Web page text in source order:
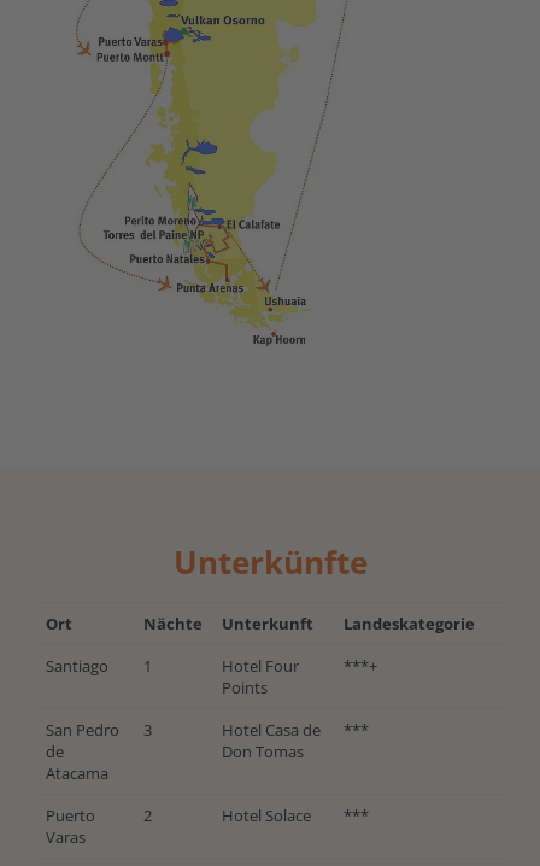
Unterkünfte
Ort Nächte Unterkunft
Landeskategorie
Santiago
1
Hotel Four
Points
***+
San Pedro
de
Atacama
3
Hotel Casa de
Don Tomas
***
Puerto
Varas
2 Hotel Solace ***